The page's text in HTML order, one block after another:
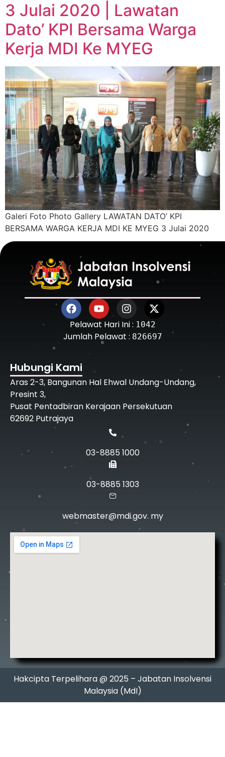
3 Julai 2020 | Lawatan
Dato’ KPI Bersama Warga
Kerja MDI Ke MYEG
Galeri Foto Photo Gallery LAWATAN DATO’ KPI
BERSAMA WARGA KERJA MDI KE MYEG 3 Julai 2020
Pelawat Hari Ini : 1042
Jumlah Pelawat : 826697
Hubungi Kami
Aras 2-3, Bangunan Hal Ehwal Undang-Undang,
Presint 3,
Pusat Pentadbiran Kerajaan Persekutuan
62692 Putrajaya
03-8885 1000
03-8885 1303
webmaster@mdi.gov. my
Hakcipta Terpelihara @ 2025 – Jabatan Insolvensi
Malaysia (MdI)